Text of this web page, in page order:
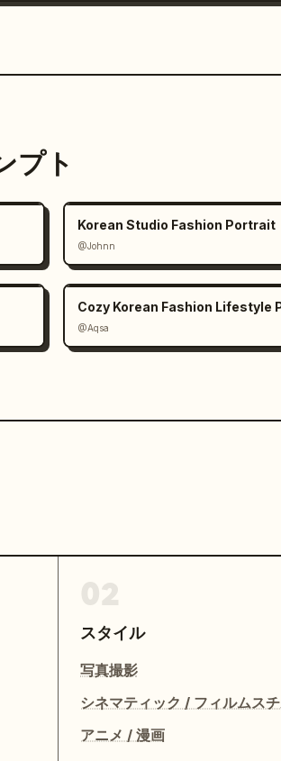
プト
Korean Studio Fashion Portrait
@Johnn
Cozy Korean Fashion Lifestyle
@Aqsa
スタイル
写真撮影
シネマティック / フィルムス
アニメ / 漫画